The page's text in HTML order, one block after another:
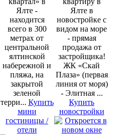
Ялте -
находится
всего в 300
метрах от
центральной
ялтинской
набережной и
пляжа, на
закрытой
зеленой
терри... Купить
мини
гостиницы /
отели
Ялте в
новостройке с
видом на море
- прямая
продажа от
застройщика!
ЖК «Скай
Плаза» (первая
линия от моря)
- Элитная ...
Купить
новостройки